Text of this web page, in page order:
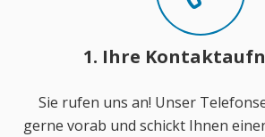
1. Ihre
Sie rufen uns an! Unser
gerne vorab und schickt Ihnen